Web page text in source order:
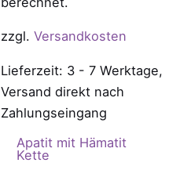
zzgl. Versandkosten
Lieferzeit: 3 - 7 Werktage,
Versand direkt nach
Zahlungseingang
Apatit mit Hämatit
Kette